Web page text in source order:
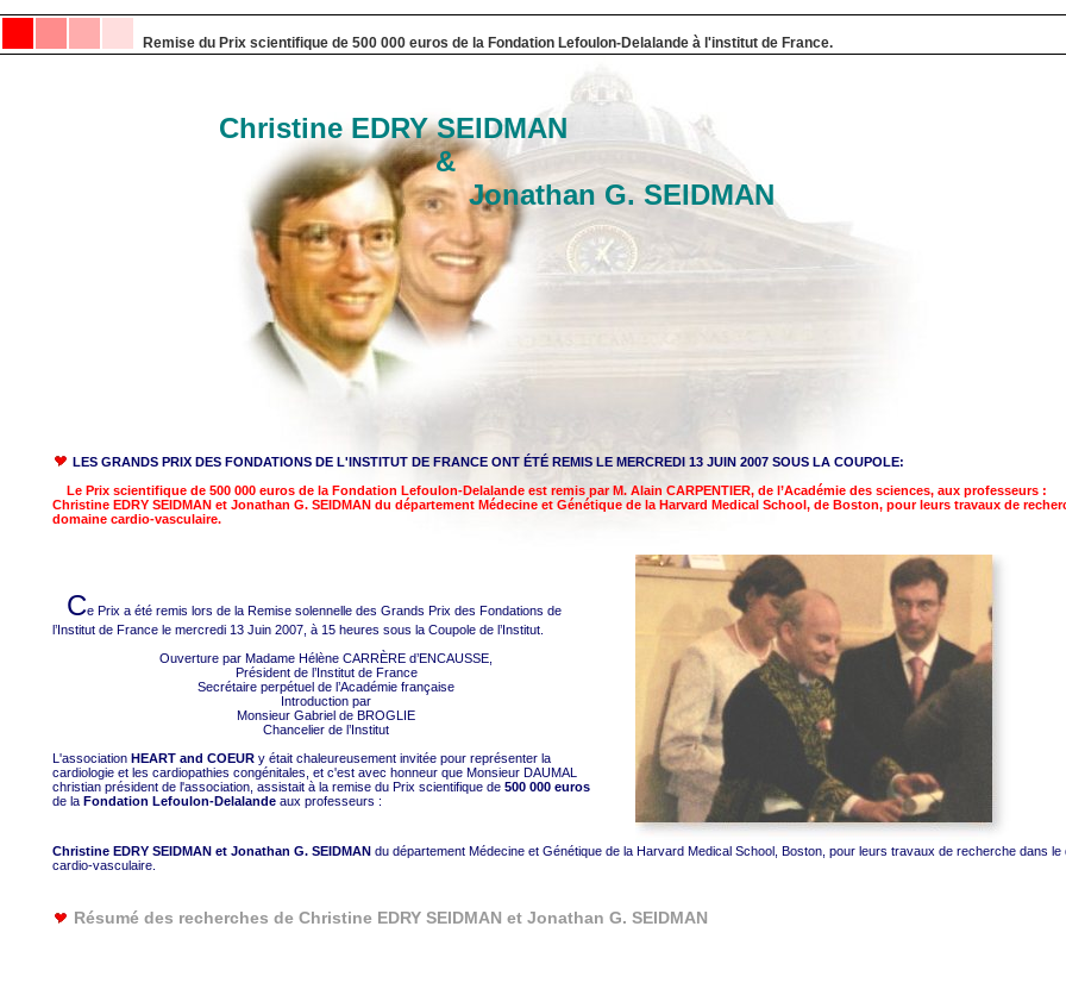
Remise du Prix scientifique de 500 000 euros de la Fondation Lefoulon-Delalande à l'institut de France.
Christine EDRY SEIDMAN
&
Jonathan G. SEIDMAN
LES GRANDS PRIX DES FONDATIONS DE L'INSTITUT DE FRANCE ONT ÉTÉ REMIS LE MERCREDI 13 JUIN 2007 SOUS LA COUPOLE:
Le Prix scientifique de 500 000 euros de la Fondation Lefoulon-Delalande est remis par M. Alain CARPENTIER, de l’Académie des sciences, aux professeurs :
Christine EDRY SEIDMAN et Jonathan G. SEIDMAN du département Médecine et Génétique de la Harvard Medical School, de Boston, pour leurs travaux de
domaine cardio-vasculaire.
Ce Prix a été remis lors de la Remise solennelle des Grands Prix des Fondations de
l’Institut de France le mercredi 13 Juin 2007, à 15 heures sous la Coupole de l’Institut.
Ouverture par Madame Hélène CARRÈRE d’ENCAUSSE,
Président de l’Institut de France
Secrétaire perpétuel de l’Académie française
Introduction par
Monsieur Gabriel de BROGLIE
Chancelier de l’Institut
L'association HEART and COEUR y était chaleureusement invitée pour représenter la
cardiologie et les cardiopathies congénitales, et c'est avec honneur que Monsieur DAUMAL
christian président de l'association, assistait à la remise du Prix scientifique de 500 000 euros
de la Fondation Lefoulon-Delalande aux professeurs :
Christine EDRY SEIDMAN et Jonathan G. SEIDMAN du département Médecine et Génétique de la Harvard Medical School, Boston, pour leurs travaux de recherche dans le
cardio-vasculaire.
Résumé des recherches de Christine EDRY SEIDMAN et Jonathan G. SEIDMAN